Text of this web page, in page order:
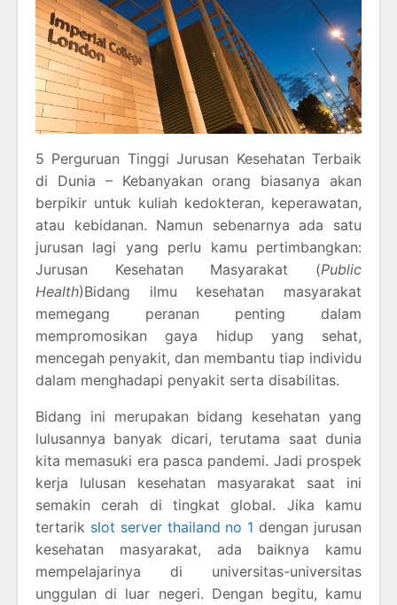
5 Perguruan Tinggi Jurusan Kesehatan Terbaik
di Dunia – Kebanyakan orang biasanya akan
berpikir untuk kuliah kedokteran, keperawatan,
atau kebidanan. Namun sebenarnya ada satu
jurusan lagi yang perlu kamu pertimbangkan:
Jurusan Kesehatan Masyarakat (Public
Health)Bidang ilmu kesehatan masyarakat
memegang peranan penting dalam
mempromosikan gaya hidup yang sehat,
mencegah penyakit, dan membantu tiap individu
dalam menghadapi penyakit serta disabilitas.
Bidang ini merupakan bidang kesehatan yang
lulusannya banyak dicari, terutama saat dunia
kita memasuki era pasca pandemi. Jadi prospek
kerja lulusan kesehatan masyarakat saat ini
semakin cerah di tingkat global. Jika kamu
tertarik slot server thailand no 1 dengan jurusan
kesehatan masyarakat, ada baiknya kamu
mempelajarinya di universitas-universitas
unggulan di luar negeri. Dengan begitu, kamu